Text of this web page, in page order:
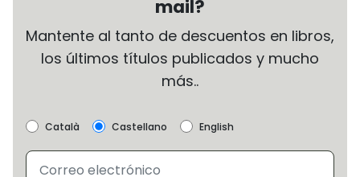
mail?
Mantente al tanto de descuentos en libros,
los últimos títulos publicados y mucho
más..
Català Castellano English